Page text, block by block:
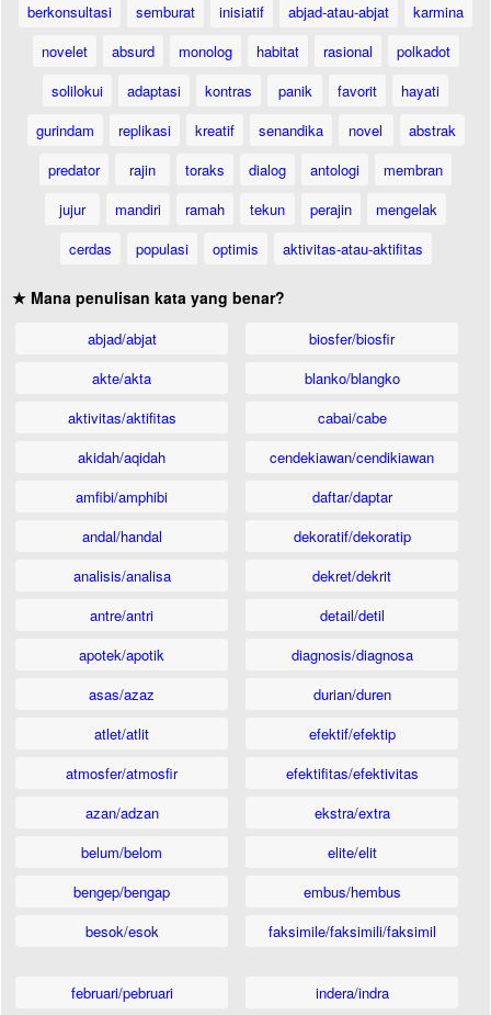
berkonsultasi
semburat inisiatif abjad-atau-abjat
karmina
novelet
absurd monolog habitat rasional
polkadot
solilokui
adaptasi kontras panik favorit
hayati
gurindam
replikasi kreatif senandika novel
abstrak
predator
rajin toraks dialog antologi
membran
jujur
mandiri ramah tekun perajin
mengelak
cerdas
populasi optimis aktivitas-atau-aktifitas
★ Mana penulisan kata yang benar?
abjad/abjat
akte/akta
aktivitas/aktifitas
akidah/aqidah
amfibi/amphibi
andal/handal
analisis/analisa
antre/antri
apotek/apotik
asas/azaz
atlet/atlit
atmosfer/atmosfir
azan/adzan
belum/belom
bengep/bengap
besok/esok
biosfer/biosfir
blanko/blangko
cabai/cabe
cendekiawan/cendikiawan
daftar/daptar
dekoratif/dekoratip
dekret/dekrit
detail/detil
diagnosis/diagnosa
durian/duren
efektif/efektip
efektifitas/efektivitas
ekstra/extra
elite/elit
embus/hembus
faksimile/faksimili/faksimil
februari/pebruari
indera/indra